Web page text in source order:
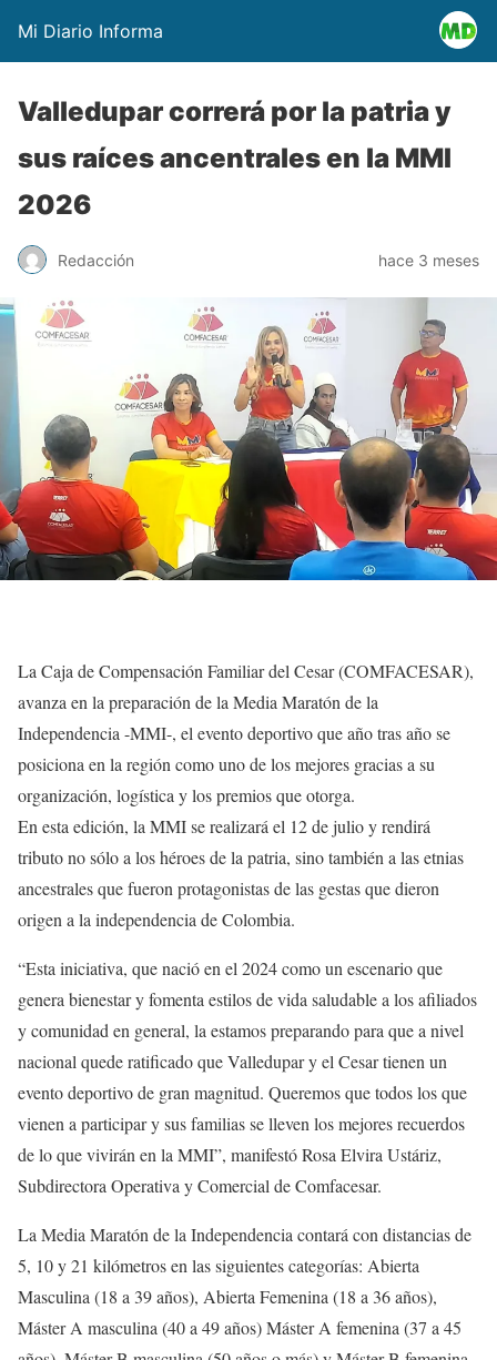
Mi Diario Informa
Valledupar correrá por la patria y
sus raíces ancentrales en la MMI
2026
Redacción hace 3 meses
La Caja de Compensación Familiar del Cesar (COMFACESAR),
avanza en la preparación de la Media Maratón de la
Independencia -MMI-, el evento deportivo que año tras año se
posiciona en la región como uno de los mejores gracias a su
organización, logística y los premios que otorga.
En esta edición, la MMI se realizará el 12 de julio y rendirá
tributo no sólo a los héroes de la patria, sino también a las etnias
ancestrales que fueron protagonistas de las gestas que dieron
origen a la independencia de Colombia.
“Esta iniciativa, que nació en el 2024 como un escenario que
genera bienestar y fomenta estilos de vida saludable a los afiliados
y comunidad en general, la estamos preparando para que a nivel
nacional quede ratificado que Valledupar y el Cesar tienen un
evento deportivo de gran magnitud. Queremos que todos los que
vienen a participar y sus familias se lleven los mejores recuerdos
de lo que vivirán en la MMI”, manifestó Rosa Elvira Ustáriz,
Subdirectora Operativa y Comercial de Comfacesar.
La Media Maratón de la Independencia contará con distancias de
5, 10 y 21 kilómetros en las siguientes categorías: Abierta
Masculina (18 a 39 años), Abierta Femenina (18 a 36 años),
Máster A masculina (40 a 49 años) Máster A femenina (37 a 45